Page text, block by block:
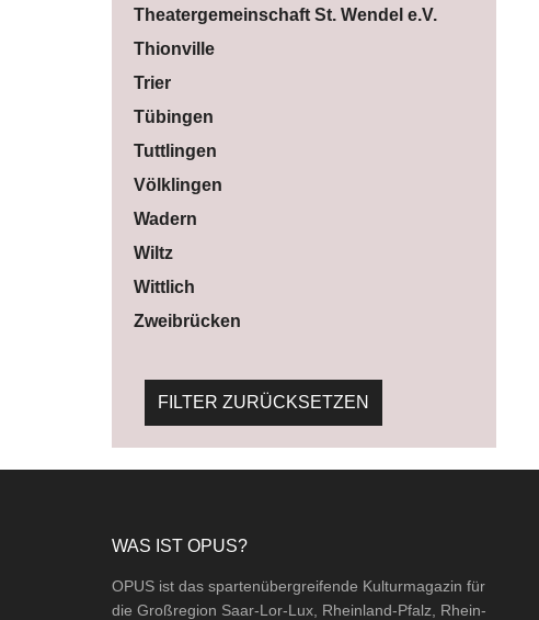
Theatergemeinschaft St. Wendel e.V.
Thionville
Trier
Tübingen
Tuttlingen
Völklingen
Wadern
Wiltz
Wittlich
Zweibrücken
FILTER ZURÜCKSETZEN
WAS IST OPUS?
OPUS ist das spartenübergreifende Kulturmagazin für
die Großregion Saar-Lor-Lux, Rheinland-Pfalz, Rhein-